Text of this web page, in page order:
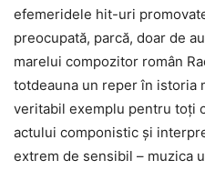
efemeridele hit-uri
preocupată, parcă, doar de
marelui compozitor român
totdeauna un reper în istoria
veritabil exemplu pentru toţi
actului componistic şi
extrem de sensibil – muzica